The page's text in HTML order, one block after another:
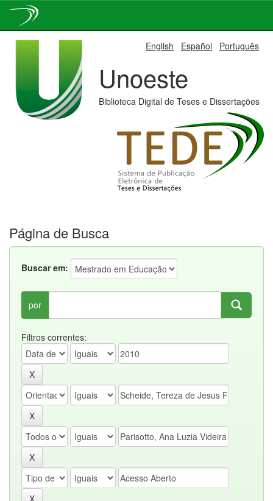
English Español Português
Unoeste
Biblioteca Digital de Teses e Dissertações
Página de Busca
Buscar em:
por
Filtros correntes: